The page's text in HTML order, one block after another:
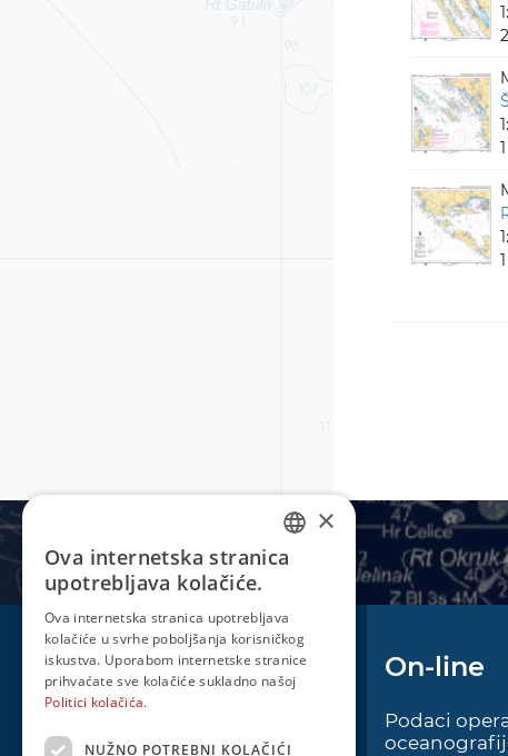
2
1
1
Plovidba On-line
Podaci
CROATIAN
×
Ova internetska stranica
upotrebljava kolačiće.
Ova internetska stranica upotrebljava
kolačiće u svrhe poboljšanja korisničkog
iskustva. Uporabom internetske stranice
prihvaćate sve kolačiće sukladno našoj
Politici kolačića.
NUŽNO POTREBNI KOLAČIĆI